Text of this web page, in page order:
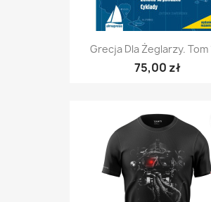
Grecja Dla Żeglarzy. Tom
75,00 zł